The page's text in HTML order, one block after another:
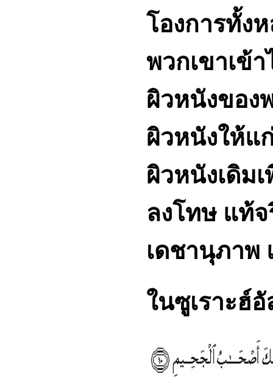
โองการทั้ง
พวกเขาเข้
ผิวหนังของ
ผิวหนังให้แ
ผิวหนังเดิม
ลงโทษ แท้จ
เดชานุภาพ
ในซูเราะฮ์